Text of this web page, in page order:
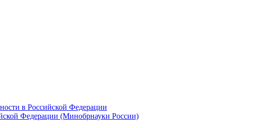
в Российской Федерации
Федерации (Минобрнауки России)